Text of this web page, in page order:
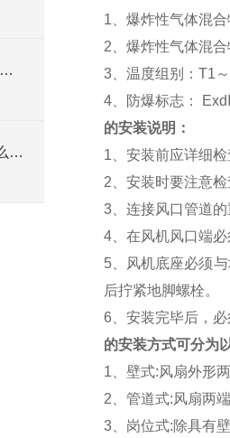
BXX52-4/KXX防爆检修电源插座箱 油库防爆检修箱
1.5P格力防爆空调制冷故障怎么办，别急我来教你
1、爆炸性气体混合
2、爆炸性气体混合
3、温度组别：T1～
4、防爆标志：
的安装说明：
1、安装前应详细
2、安装时要注意
3、连接风口管道
4、在风机风口端必
5、风机底座必须
后拧紧地脚螺栓。
6、安装完毕后，必
的安装方式可分为
1、壁式:风扇外形
2、管道式:风扇两
3、岗位式:除具有